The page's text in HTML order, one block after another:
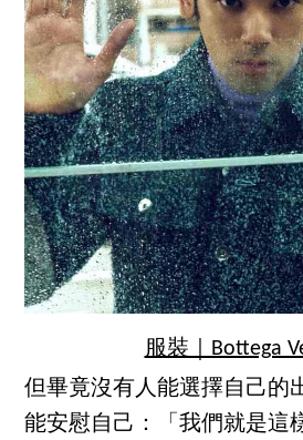
服裝｜Bottega
但畢竟沒有人能選擇自己的
能安慰自己：「我們就是這